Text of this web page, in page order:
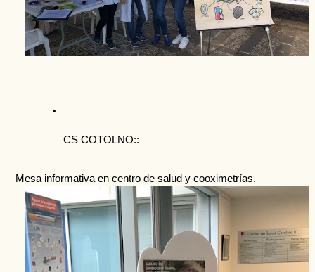
CS COTOLNO::
Mesa informativa en centro de salud y cooximetrías.